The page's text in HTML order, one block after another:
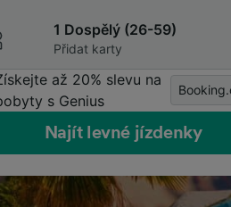
1 Dospělý (26-59)
Přidat karty
až 20% slevu na
s Genius
Najít levné jízdenky